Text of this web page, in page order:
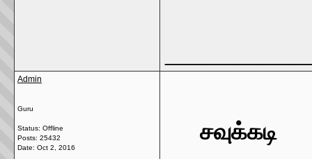
Admin
Guru
Status: Offline
Posts: 25432
Date: Oct 2, 2016
சவுக்கடி